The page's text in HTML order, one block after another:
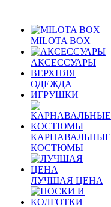
MILOTA BOX
АКСЕССУАРЫ
ВЕРХНЯЯ
ОДЕЖДА
ИГРУШКИ
КАРНАВАЛЬНЫЕ
КОСТЮМЫ
ЛУЧШАЯ ЦЕНА